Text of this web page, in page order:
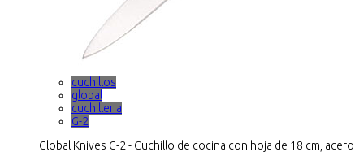
cuchillos
global
cuchilleria
G-2
Global Knives G-2 - Cuchillo de cocina con hoja de 18 cm, acero